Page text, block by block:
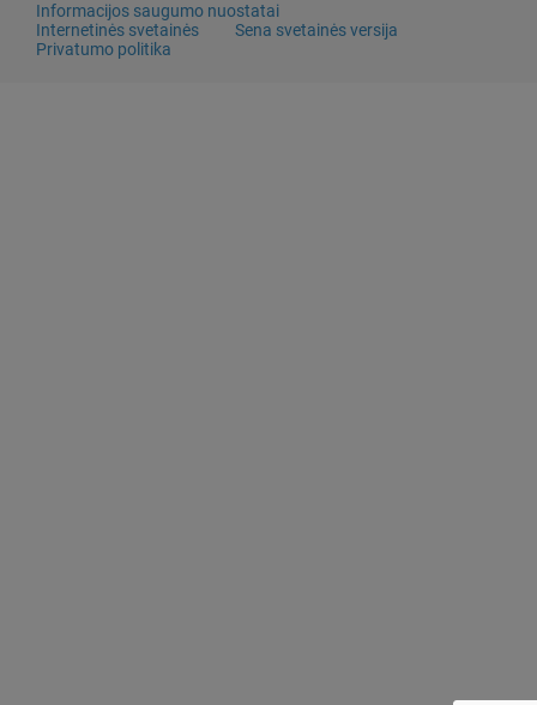
Informacijos saugumo nuostatai
Internetinės svetainės
Sena svetainės versija
Privatumo politika